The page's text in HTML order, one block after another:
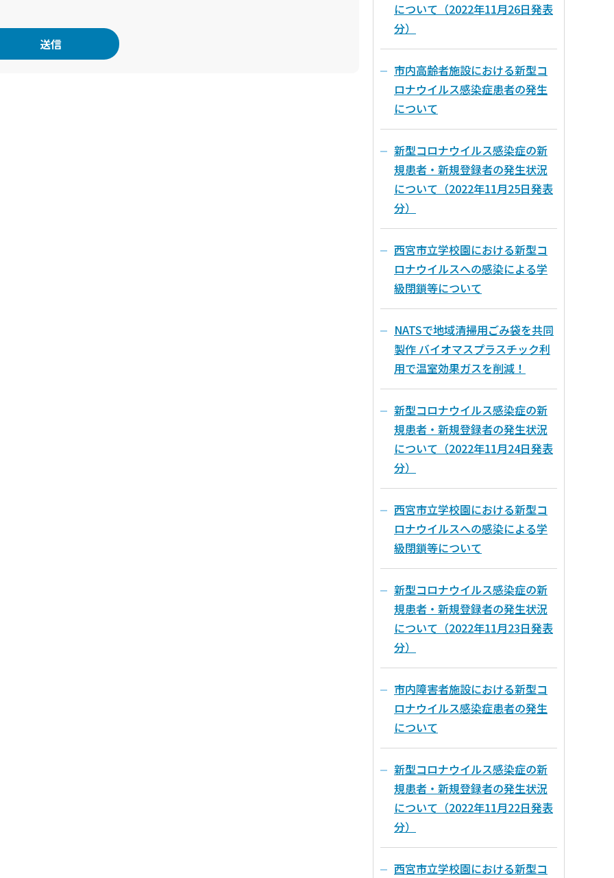
について（2022年11月26日発表
分）
市内高齢者施設における新型コ
ロナウイルス感染症患者の発生
について
新型コロナウイルス感染症の新
規患者・新規登録者の発生状況
について（2022年11月25日発表
分）
西宮市立学校園における新型コ
ロナウイルスへの感染による学
級閉鎖等について
NATSで地域清掃用ごみ袋を共同
製作 バイオマスプラスチック利
用で温室効果ガスを削減！
新型コロナウイルス感染症の新
規患者・新規登録者の発生状況
について（2022年11月24日発表
分）
西宮市立学校園における新型コ
ロナウイルスへの感染による学
級閉鎖等について
新型コロナウイルス感染症の新
規患者・新規登録者の発生状況
について（2022年11月23日発表
分）
市内障害者施設における新型コ
ロナウイルス感染症患者の発生
について
新型コロナウイルス感染症の新
規患者・新規登録者の発生状況
について（2022年11月22日発表
分）
西宮市立学校園における新型コ